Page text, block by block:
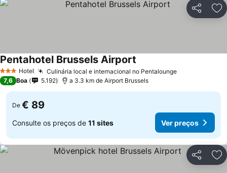
Partilhar
3 EstrelasHotel Culinária local e internacional no Pentalounge
Pentahotel Brussels Airport
7,6 Boa 5.192 a 3.3 km de Airport Brussels
De € 89
Consulte os preços de 11 sites Ver preços
Partilhar